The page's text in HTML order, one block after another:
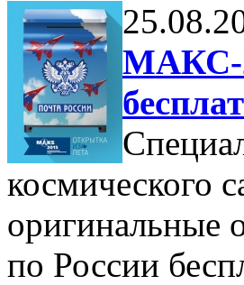
МАКС-
космического
оригинальные
по России